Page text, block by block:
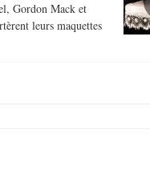
Gordon Mack et
leurs maquettes